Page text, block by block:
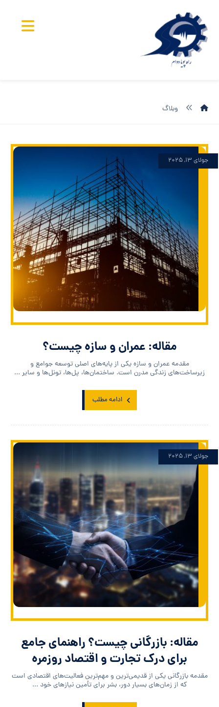
وبلاگ
مقاله: عمران و سازه چیست؟
جولای ۱۳, ۲۰۲۵
مقدمه عمران و سازه یکی از پایه‌های اصلی توسعه جوامع و
زیرساخت‌های زندگی مدرن است. ساختمان‌ها، پل‌ها، تونل‌ها و سایر ...
ادامه مطلب
مقاله: بازرگانی چیست؟ راهنمای جامع
برای درک تجارت و اقتصاد روزمره
جولای ۱۳, ۲۰۲۵
مقدمه بازرگانی یکی از قدیمی‌ترین و مهم‌ترین فعالیت‌های اقتصادی است
که از زمان‌های بسیار دور، بشر برای تأمین نیازهای خود ...